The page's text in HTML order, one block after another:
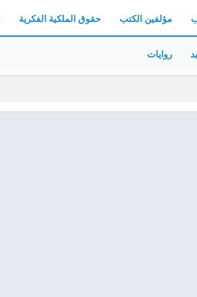
مؤلفين الكتب حقوق الملكية الفكرية
روايات